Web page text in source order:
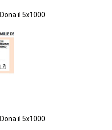
Dona il 5x1000
Dona il 5x1000